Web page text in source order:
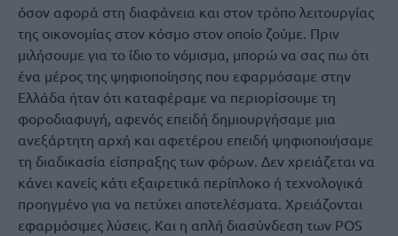
όσον αφορά στη διαφάνεια και στον τρόπο λειτουργίας
της οικονομίας στον κόσμο στον οποίο ζούμε. Πριν
μιλήσουμε για το ίδιο το νόμισμα, μπορώ να σας πω ότι
ένα μέρος της ψηφιοποίησης που εφαρμόσαμε στην
Ελλάδα ήταν ότι καταφέραμε να περιορίσουμε τη
φοροδιαφυγή, αφενός επειδή δημιουργήσαμε μια
ανεξάρτητη αρχή και αφετέρου επειδή ψηφιοποιήσαμε
τη διαδικασία είσπραξης των φόρων. Δεν χρειάζεται να
κάνει κανείς κάτι εξαιρετικά περίπλοκο ή τεχνολογικά
προηγμένο για να πετύχει αποτελέσματα. Χρειάζονται
εφαρμόσιμες λύσεις. Και η απλή διασύνδεση των POS